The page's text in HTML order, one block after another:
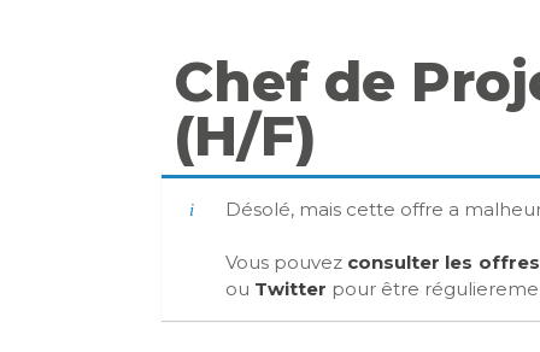
Chef de
(H/F)
Désolé, mais cette offre a
Vous pouvez consulter les
ou Twitter pour être